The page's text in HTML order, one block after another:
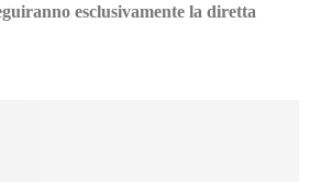
esclusivamente la diretta